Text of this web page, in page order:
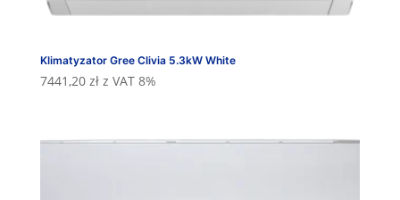
Klimatyzator Gree Clivia 5.3kW White
7441,20 zł z VAT 8%